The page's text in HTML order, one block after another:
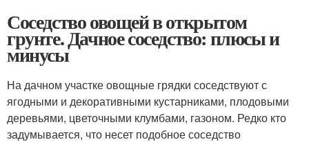
Соседство овощей в открытом
грунте. Дачное соседство: плюсы и
минусы
На дачном участке овощные грядки соседствуют с
ягодными и декоративными кустарниками, плодовыми
деревьями, цветочными клумбами, газоном. Редко кто
задумывается, что несет подобное соседство